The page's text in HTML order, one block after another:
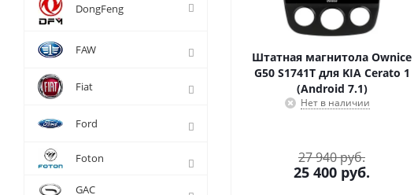
Штатная магнитола Ownice
G50 S1741T для KIA Cerato 1
(Android 7.1)
Нет в наличии
27 940 руб.
25 400 руб.
DongFeng
FAW
Fiat
Ford
Foton
GAC